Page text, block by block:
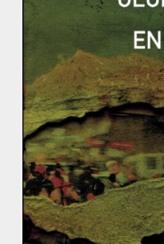
le coup d’envoi du
certaines avancées
notamment pour la
fut celle pour la lutte
principes furent
lendemain, la seule
assassinat le fit
Le nouveau visage